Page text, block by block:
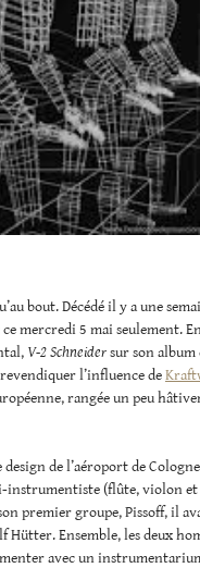
bout. Décédé il y a une
mercredi 5 mai seulement.
V-2 Schneidersur son album
l’influence de
rangée un peu
de l’aéroport de
instrumentiste (flûte, violon
premier groupe, Pissoff, il
Ensemble, les deux
avec un